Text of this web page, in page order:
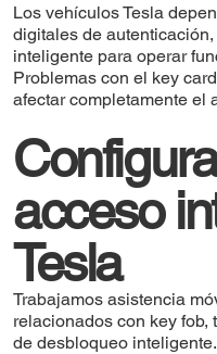
Los vehículos Tesla
digitales de
inteligente para operar
Problemas con el key
afectar completamente el
acceso
Tesla
Trabajamos asistencia
relacionados con key
de desbloqueo inteligente.